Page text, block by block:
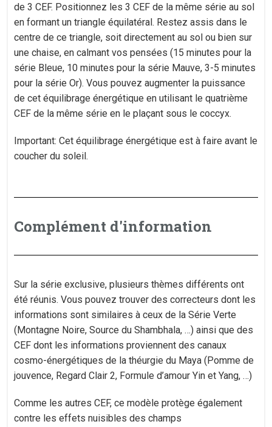
de 3 CEF. Positionnez les 3 CEF de la même série au sol
en formant un triangle équilatéral. Restez assis dans le
centre de ce triangle, soit directement au sol ou bien sur
une chaise, en calmant vos pensées (15 minutes pour la
série Bleue, 10 minutes pour la série Mauve, 3-5 minutes
pour la série Or). Vous pouvez augmenter la puissance
de cet équilibrage énergétique en utilisant le quatrième
CEF de la même série en le plaçant sous le coccyx.
Important: Cet équilibrage énergétique est à faire avant le
coucher du soleil.
Complément d'information
Sur la série exclusive, plusieurs thèmes différents ont
été réunis. Vous pouvez trouver des correcteurs dont les
informations sont similaires à ceux de la Série Verte
(Montagne Noire, Source du Shambhala, …) ainsi que des
CEF dont les informations proviennent des canaux
cosmo-énergétiques de la théurgie du Maya (Pomme de
jouvence, Regard Clair 2, Formule d’amour Yin et Yang, …)
Comme les autres CEF, ce modèle protège également
contre les effets nuisibles des champs